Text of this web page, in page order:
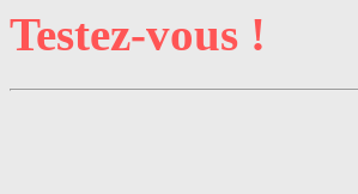
Testez-vous !